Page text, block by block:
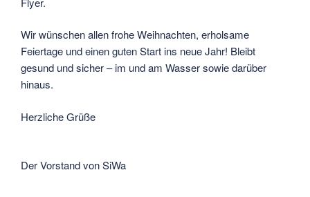
Wir wünschen allen frohe Weihnachten, erholsame
Feiertage und einen guten Start ins neue Jahr! Bleibt
gesund und sicher – im und am Wasser sowie darüber
hinaus.
Herzliche Grüße
Der Vorstand von SiWa